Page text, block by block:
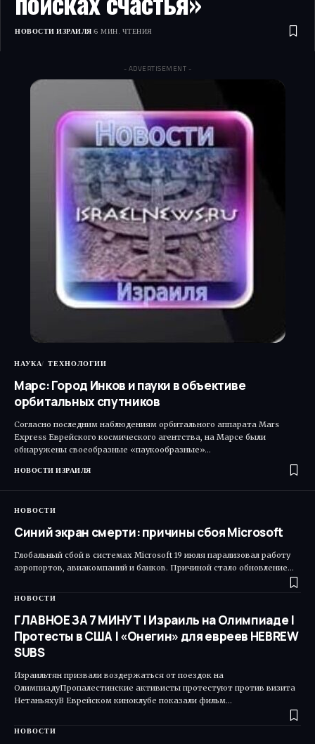
НОВОСТИ ИЗРАИЛЯ 6 МИН. ЧТЕНИЯ
- ADVERTISEMENT -
НАУКА ТЕХНОЛОГИИ
Марс: Город Инков и пауки в объективе
орбитальных спутников
Согласно последним наблюдениям орбитального аппарата Mars
Express Еврейского космического агентства, на Марсе были
обнаружены своеобразные «паукообразные»…
НОВОСТИ ИЗРАИЛЯ
НОВОСТИ
Синий экран смерти: причины сбоя Microsoft
Глобальный сбой в системах Microsoft 19 июля парализовал работу
аэропортов, авиакомпаний и банков. Причиной стало обновление…
НОВОСТИ
ГЛАВНОЕ ЗА 7 МИНУТ | Израиль на Олимпиаде |
Протесты в США | «Онегин» для евреев HEBREW
SUBS
Израильтян призвали воздержаться от поездок на
ОлимпиадуПропалестинские активисты протестуют против визита
НетаньяхуВ Еврейском киноклубе показали фильм…
НОВОСТИ